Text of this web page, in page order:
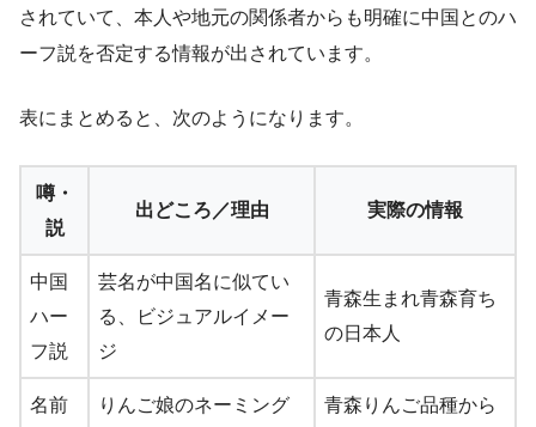
されていて、本人や地元の関係者からも明確に中国とのハ
ーフ説を否定する情報が出されています。
表にまとめると、次のようになります。
噂・
説
出どころ／理由 実際の情報
中国
ハー
フ説
芸名が中国名に似てい
る、ビジュアルイメー
ジ
青森生まれ青森育ち
の日本人
名前
りんご娘のネーミング
青森りんご品種から